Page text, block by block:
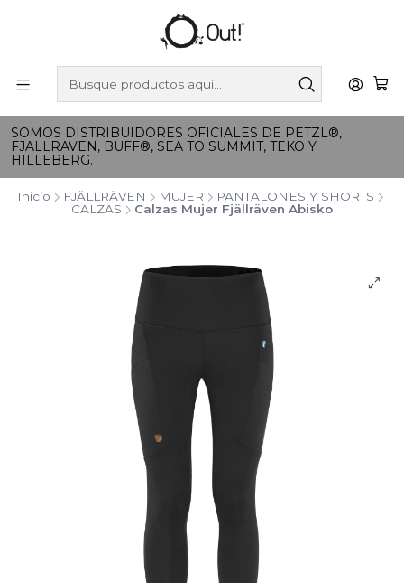
SOMOS DISTRIBUIDORES OFICIALES DE PETZL®,
FJALLRAVEN, BUFF®, SEA TO SUMMIT, TEKO Y
HILLEBERG.
Inicio FJÄLLRÄVEN MUJER
PANTALONES Y SHORTS
CALZAS
Calzas Mujer Fjällräven Abisko